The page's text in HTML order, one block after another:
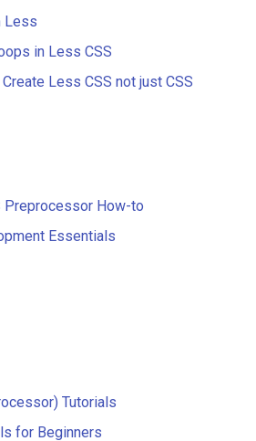
Less
in Less CSS
Less CSS not just CSS
Preprocessor How-to
Essentials
Tutorials
for Beginners